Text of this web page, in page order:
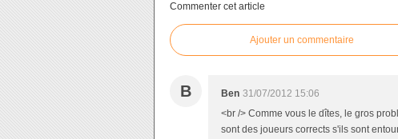
Commenter cet article
Ajouter un commentaire
B Ben 31/07/2012 15:06
<br /> Comme vous le dîtes, le gros
sont des joueurs corrects s'ils sont